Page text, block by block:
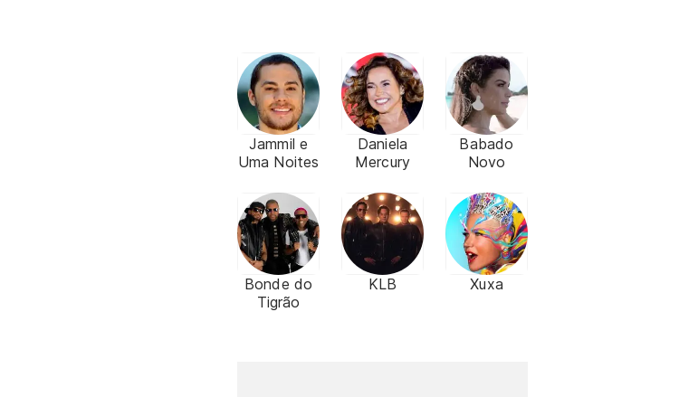
Jammil e
Uma Noites
Daniela
Mercury
Babado
Novo
Bonde do
Tigrão
KLB Xuxa